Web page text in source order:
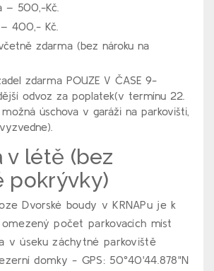
– 500,-Kč.
400,- Kč.
zdarma (bez nároku na
zdarma POUZE V ČASE 9-
odvoz za poplatek(v termínu 22.
úschova v garáži na parkovišti,
v létě (bez
pokrývky)
Dvorské boudy v KRNAPu je k
počet parkovacích míst
v úseku záchytné parkoviště
domky - GPS: 50°40'44.878"N